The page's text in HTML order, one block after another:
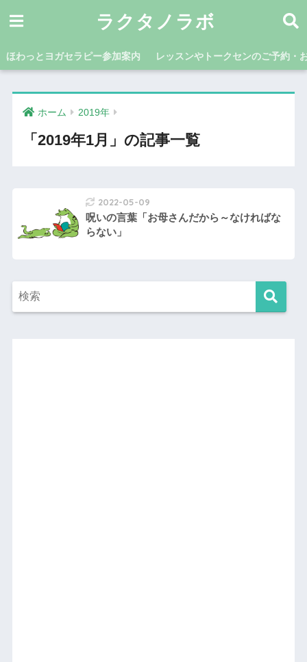
ラクタノラボ
ほわっとヨガセラピー参加案内 レッスンやトークセンのご予約・
ホーム 2019年
「2019年1月」の記事一覧
2022-05-09
呪いの言葉「お母さんだから～なければな
らない」